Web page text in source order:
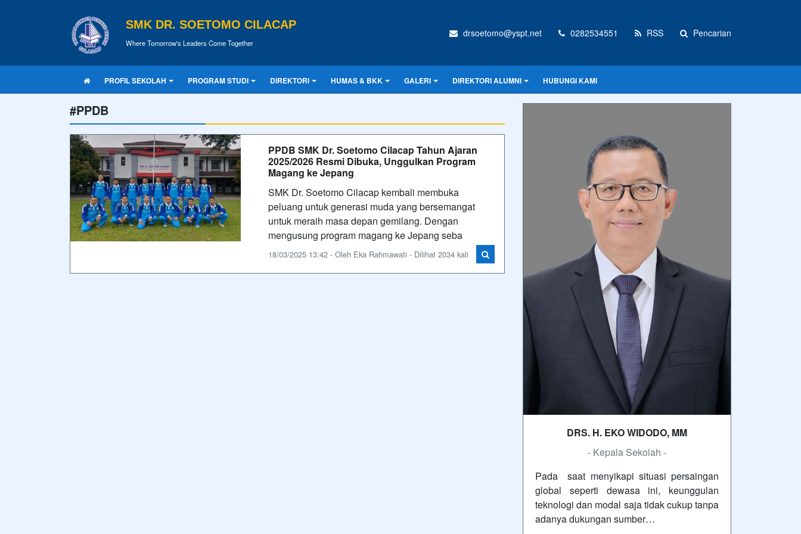
SMK DR. SOETOMO CILACAP
Where Tomorrow's Leaders Come Together
drsoetomo@yspt.net 0282534551 RSS Pencarian
PROFIL SEKOLAH PROGRAM STUDI DIREKTORI HUMAS & BKK GALERI DIREKTORI ALUMNI HUBUNGI KAMI
#PPDB
PPDB SMK Dr. Soetomo Cilacap Tahun Ajaran
2025/2026 Resmi Dibuka, Unggulkan Program
Magang ke Jepang
SMK Dr. Soetomo Cilacap kembali membuka
peluang untuk generasi muda yang bersemangat
untuk meraih masa depan gemilang. Dengan
mengusung program magang ke Jepang seba
18/03/2025 13:42 - Oleh Eka Rahmawati - Dilihat 2034 kali
DRS. H. EKO WIDODO, MM
- Kepala Sekolah -
Pada saat menyikapi situasi persaingan
global seperti dewasa ini, keunggulan
teknologi dan modal saja tidak cukup tanpa
adanya dukungan sumber…